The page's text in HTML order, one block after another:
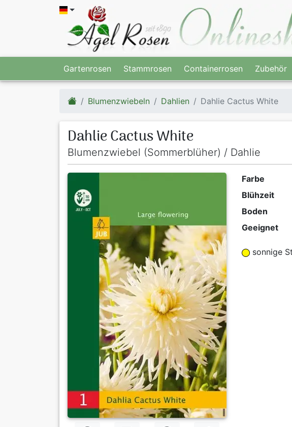
Gartenrosen Stammrosen Containerrosen Zubehör
Blumenzwiebeln Dahlien Dahlie Cactus White
Dahlie Cactus White
Blumenzwiebel (Sommerblüher) / Dahlie
Farbe
Blühzeit
Boden
Geeignet
sonnige